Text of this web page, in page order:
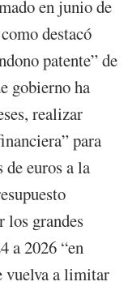
en junio de
destacó
patente” de
gobierno ha
realizar
para
euros a la
los grandes
a 2026 “en
vuelva a limitar